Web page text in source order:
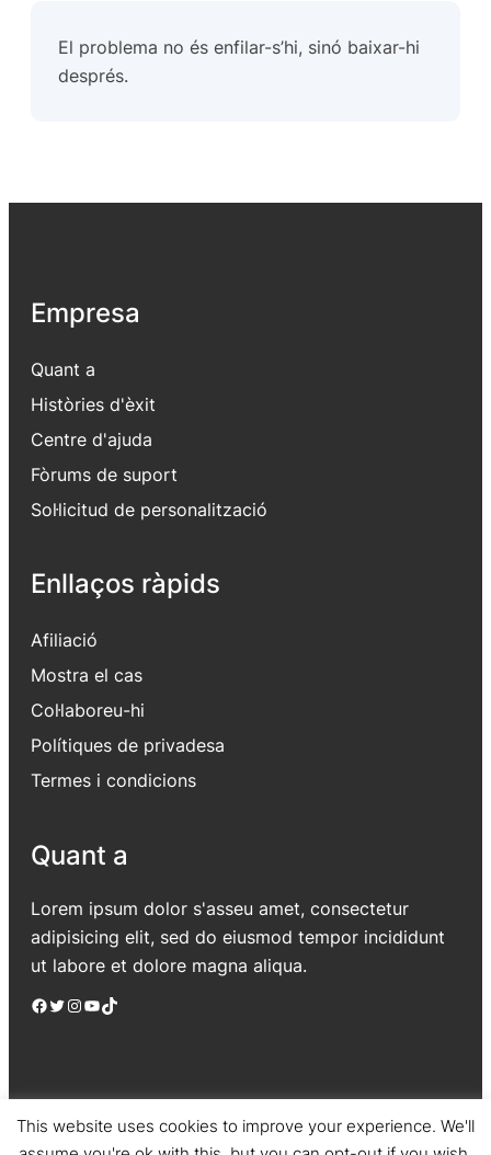
El problema no és enfilar-s’hi, sinó baixar-hi
després.
Empresa
Quant a
Històries d'èxit
Centre d'ajuda
Fòrums de suport
Sol·licitud de personalització
Enllaços ràpids
Afiliació
Mostra el cas
Col·laboreu-hi
Polítiques de privadesa
Termes i condicions
Quant a
Lorem ipsum dolor s'asseu amet, consectetur
adipisicing elit, sed do eiusmod tempor incididunt
ut labore et dolore magna aliqua.
Facebook Twitter Instagram YouTube TikTok
This website uses cookies to improve your experience. We'll